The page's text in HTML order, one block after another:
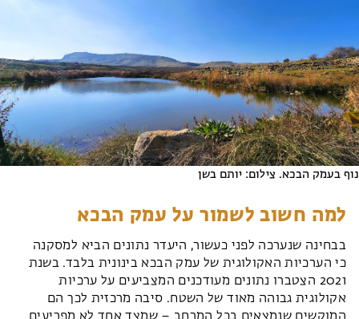
נוף בעמק הבכא. צילום: יותם בשן
למה חשוב לשמור על עמק הבכא
בבחינה שנערכה לפני כעשור, היעדר נתונים הביא למסקנה
כי הערכיות האקולוגית של עמק הבכא בינונית בלבד. בשנת
2021 הצטברו נתונים מעודכנים המצביעים על ערכיות
אקולוגית גבוהה מאוד של השטח. סיבה מרכזית לכך הם